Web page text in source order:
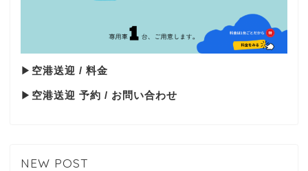
▶ 空港送迎 / 料金
▶ 空港送迎 予約 / お問い合わせ
NEW POST